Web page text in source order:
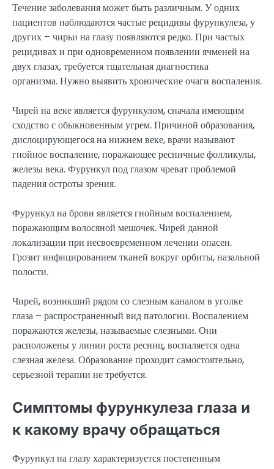
Течение заболевания может быть различным. У одних
пациентов наблюдаются частые рецидивы фурункулеза, у
других – чирьи на глазу появляются редко. При частых
рецидивах и при одновременном появлении ячменей на
двух глазах, требуется тщательная диагностика
организма. Нужно выявить хронические очаги воспаления.
Чирей на веке является фурункулом, сначала имеющим
сходство с обыкновенным угрем. Причиной образования,
дислоцирующегося на нижнем веке, врачи называют
гнойное воспаление, поражающее ресничные фолликулы,
железы века. Фурункул под глазом чреват проблемой
падения остроты зрения.
Фурункул на брови является гнойным воспалением,
поражающим волосяной мешочек. Чирей данной
локализации при несвоевременном лечении опасен.
Грозит инфицированием тканей вокруг орбиты, назальной
полости.
Чирей, возникший рядом со слезным каналом в уголке
глаза – распространенный вид патологии. Воспалением
поражаются железы, называемые слезными. Они
расположены у линии роста ресниц, воспаляется одна
слезная железа. Образование проходит самостоятельно,
серьезной терапии не требуется.
Симптомы фурункулеза глаза и
к какому врачу обращаться
Фурункул на глазу характеризуется постепенным